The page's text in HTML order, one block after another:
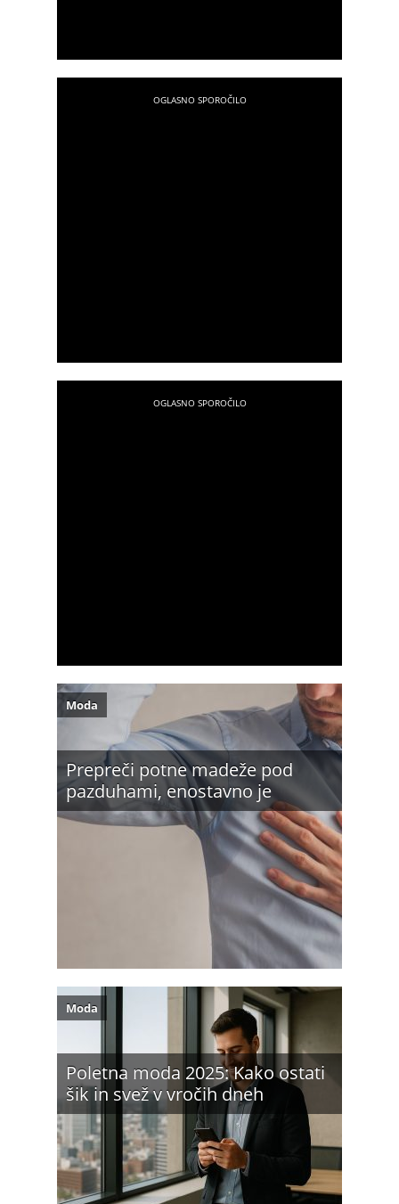
Prepreči potne madeže pod
pazduhami, enostavno je
Moda
Poletna moda 2025: Kako ostati
šik in svež v vročih dneh
Moda